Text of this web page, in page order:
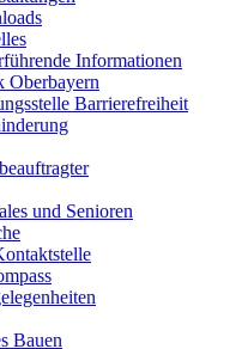
Informationen
Oberbayern
Barrierefreiheit
und Senioren
Bauen